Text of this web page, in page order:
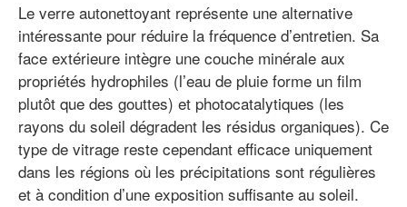
Le verre autonettoyant représente une alternative
intéressante pour réduire la fréquence d’entretien. Sa
face extérieure intègre une couche minérale aux
propriétés hydrophiles (l’eau de pluie forme un film
plutôt que des gouttes) et photocatalytiques (les
rayons du soleil dégradent les résidus organiques). Ce
type de vitrage reste cependant efficace uniquement
dans les régions où les précipitations sont régulières
et à condition d’une exposition suffisante au soleil.